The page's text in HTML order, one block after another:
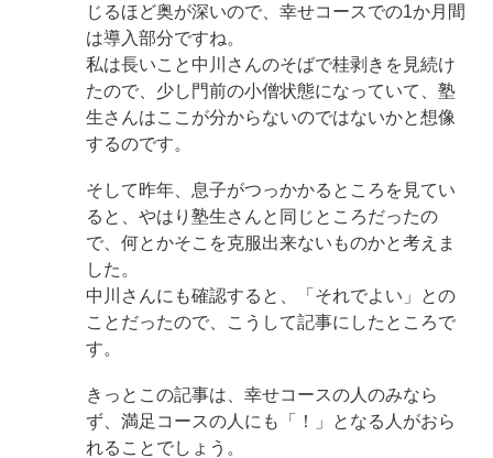
じるほど奥が深いので、幸せコースでの1か月間
は導入部分ですね。
私は長いこと中川さんのそばで桂剥きを見続け
たので、少し門前の小僧状態になっていて、塾
生さんはここが分からないのではないかと想像
するのです。
そして昨年、息子がつっかかるところを見てい
ると、やはり塾生さんと同じところだったの
で、何とかそこを克服出来ないものかと考えま
した。
中川さんにも確認すると、「それでよい」との
ことだったので、こうして記事にしたところで
す。
きっとこの記事は、幸せコースの人のみなら
ず、満足コースの人にも「！」となる人がおら
れることでしょう。